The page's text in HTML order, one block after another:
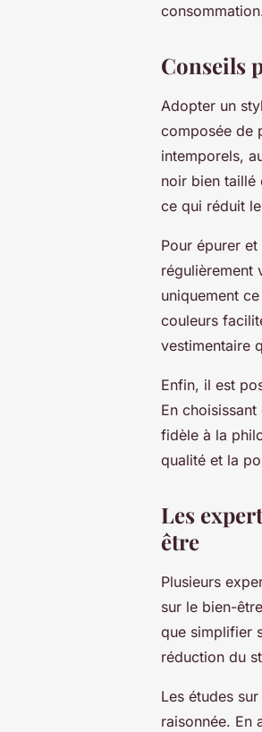
Conseils
Adopter un
composée de
intemporels,
noir bien taillé
ce qui réduit
Pour épurer
régulièrement
uniquement
couleurs
vestimentaire
Enfin, il est
En
fidèle à la
qualité et la
Les
être
Plusieurs
sur le bien-
que simplifier
réduction du
Les études
raisonnée. En